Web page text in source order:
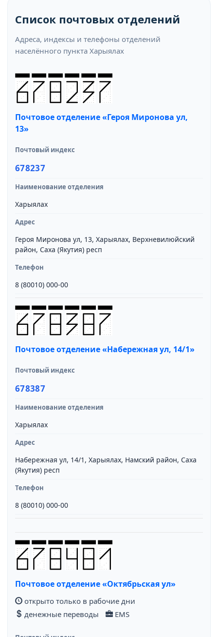
Список почтовых отделений
Адреса, индексы и телефоны отделений
населённого пункта Харыялах
Почтовое отделение «Героя Миронова ул,
13»
Почтовый индекс
678237
Наименование отделения
Харыялах
Адрес
Героя Миронова ул, 13, Харыялах, Верхневилюйский
район, Саха (Якутия) респ
Телефон
8 (80010) 000-00
Почтовое отделение «Набережная ул, 14/1»
Почтовый индекс
678387
Наименование отделения
Харыялах
Адрес
Набережная ул, 14/1, Харыялах, Намский район, Саха
(Якутия) респ
Телефон
8 (80010) 000-00
Почтовое отделение «Октябрьская ул»
открыто только в рабочие дни
денежные переводы
EMS